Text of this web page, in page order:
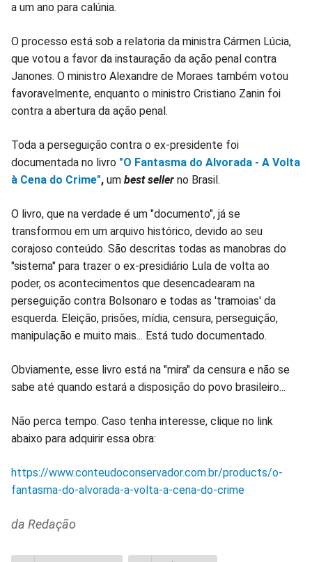
a um ano para calúnia.
O processo está sob a relatoria da ministra Cármen Lúcia,
que votou a favor da instauração da ação penal contra
Janones. O ministro Alexandre de Moraes também votou
favoravelmente, enquanto o ministro Cristiano Zanin foi
contra a abertura da ação penal.
Toda a perseguição contra o ex-presidente foi
documentada no livro "O Fantasma do Alvorada - A Volta
à Cena do Crime", um best seller no Brasil.
O livro, que na verdade é um "documento", já se
transformou em um arquivo histórico, devido ao seu
corajoso conteúdo. São descritas todas as manobras do
"sistema" para trazer o ex-presidiário Lula de volta ao
poder, os acontecimentos que desencadearam na
perseguição contra Bolsonaro e todas as 'tramoias' da
esquerda. Eleição, prisões, mídia, censura, perseguição,
manipulação e muito mais... Está tudo documentado.
Obviamente, esse livro está na "mira" da censura e não se
sabe até quando estará a disposição do povo brasileiro...
Não perca tempo. Caso tenha interesse, clique no link
abaixo para adquirir essa obra:
https://www.conteudoconservador.com.br/products/o-
fantasma-do-alvorada-a-volta-a-cena-do-crime
da Redação